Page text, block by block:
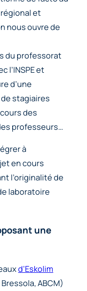
et
nous ouvre de
du professorat
l’INSPE et
d’une
stagiaires
des
professeurs…
à
en cours
l’originalité de
laboratoire
une
d’Eskolim
ABCM)